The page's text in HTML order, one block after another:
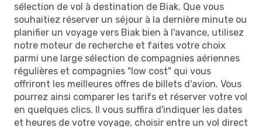
sélection de vol à destination de Biak. Que vous
souhaitiez réserver un séjour à la dernière minute ou
planifier un voyage vers Biak bien à l'avance, utilisez
notre moteur de recherche et faites votre choix
parmi une large sélection de compagnies aériennes
régulières et compagnies "low cost" qui vous
offriront les meilleures offres de billets d'avion. Vous
pourrez ainsi comparer les tarifs et réserver votre vol
en quelques clics. Il vous suffira d'indiquer les dates
et heures de votre voyage, choisir entre un vol direct